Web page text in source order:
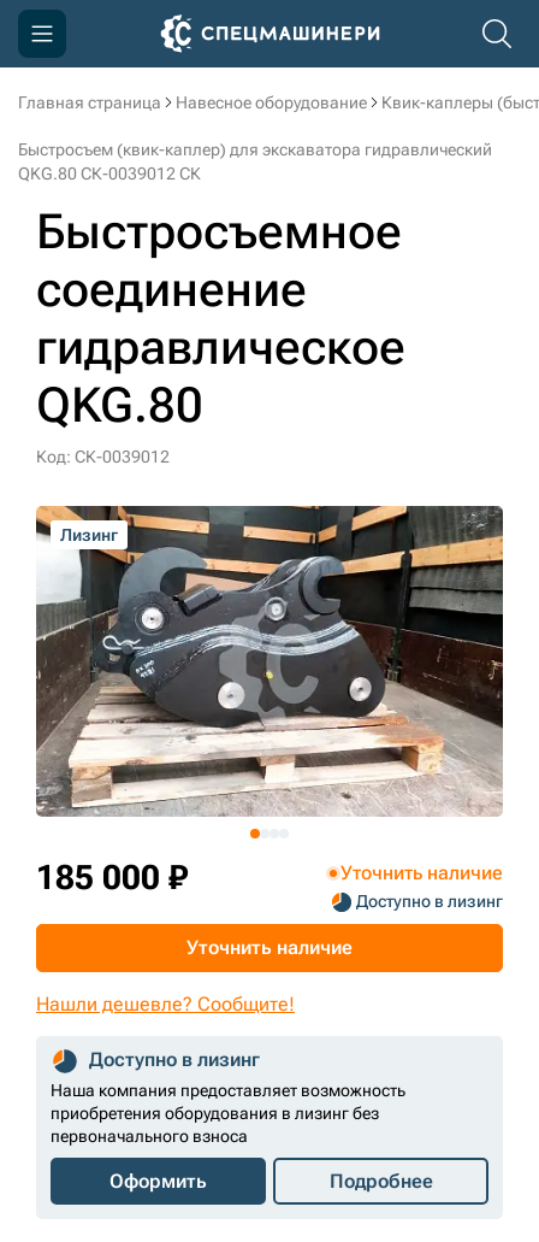
Главная страница Навесное оборудование Квик-каплеры
Быстросъем (квик-каплер) для экскаватора гидравлический
QKG.80 СК-0039012 СК
Быстросъемное
соединение
гидравлическое
QKG.80
Код: СК-0039012
Лизинг
Лизинг
Лизинг
Лизинг
185 000 ₽ Уточнить наличие
Доступно в лизинг
Уточнить наличие
Нашли дешевле? Сообщите!
Доступно в лизинг
Наша компания предоставляет возможность
приобретения оборудования в лизинг без
первоначального взноса
Оформить Подробнее
Компания
Акции
Доставка и оплата
3D тур по производству
3D тур по складам
sksale@skdst.ru
+7 (499) 394-50-93